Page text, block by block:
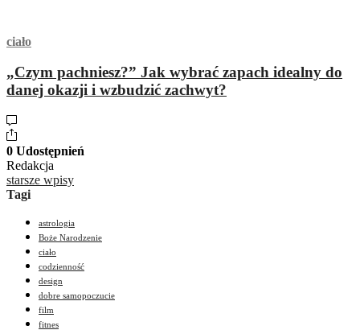
ciało
„Czym pachniesz?” Jak wybrać zapach idealny do
danej okazji i wzbudzić zachwyt?
0 Udostępnień
Redakcja
starsze wpisy
Tagi
astrologia
Boże Narodzenie
ciało
codzienność
design
dobre samopoczucie
film
fitnes